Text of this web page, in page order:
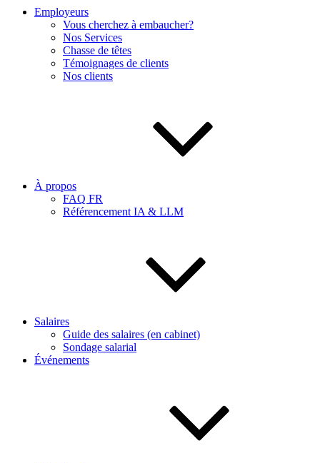
Employeurs
Vous cherchez à embaucher?
Nos Services
Chasse de têtes
Témoignages de clients
Nos clients
À propos
FAQ FR
Référencement IA & LLM
Salaires
Guide des salaires (en cabinet)
Sondage salarial
Événements